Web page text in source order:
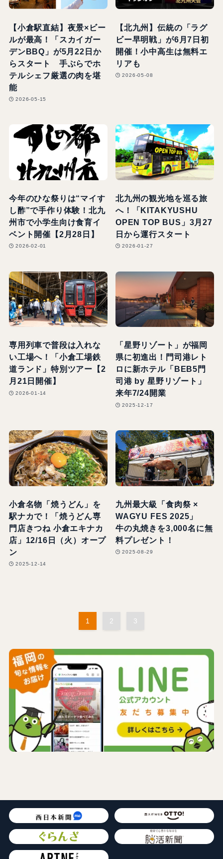
【小倉駅直結】夜景×ビー
ルが最高！「スカイガー
デンBBQ」が5月22日か
らスタート 手ぶらでホ
テルシェフ厳選の肉を堪
能
2026-05-15
【北九州】伝統の「ラグ
ビー早明戦」が6月7日初
開催！小中高生は無料エ
リアも
2026-05-08
今年のひな祭りは“マイす
し酢”で手作り体験！北九
州市で小学生向け食育イ
ベント開催【2月28日】
2026-02-01
北九州の観光地を巡る旅
へ！「KITAKYUSHU
OPEN TOP BUS」3月27
日から運行スタート
2026-01-27
専用列車で普段は入れな
い工場へ！「小倉工場鉄
道ランド」特別ツアー【2
月21日開催】
2026-01-14
「星野リゾート」が福岡
県に初進出！門司港レト
ロに新ホテル「BEB5門
司港 by 星野リゾート」
来年7/24開業
2025-12-17
小倉名物「焼うどん」を
駅ナカで！「焼うどん専
門店きつね 小倉エキナカ
店」12/16日（火）オープ
ン
2025-12-14
九州最大級「食肉祭 ×
WAGYU FES 2025」
牛の丸焼きを3,000名に無
料プレゼント！
2025-08-29
1 2 3